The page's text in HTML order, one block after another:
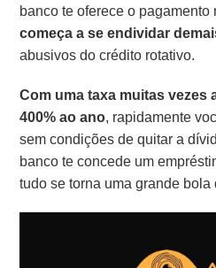
banco te oferece o pagamento
começa a se endividar
abusivos do crédito rotativo.
Com uma taxa muitas vezes
400% ao ano, rapidamente
sem condições de quitar a
banco te concede um
tudo se torna uma grande bola